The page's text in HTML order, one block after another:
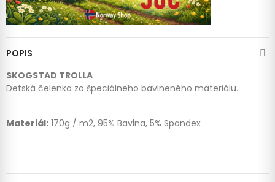
POPIS
SKOGSTAD TROLLA
Detská čelenka zo špeciálneho bavlneného materiálu.
Materiál: 170g / m2, 95% Bavlna, 5% Spandex